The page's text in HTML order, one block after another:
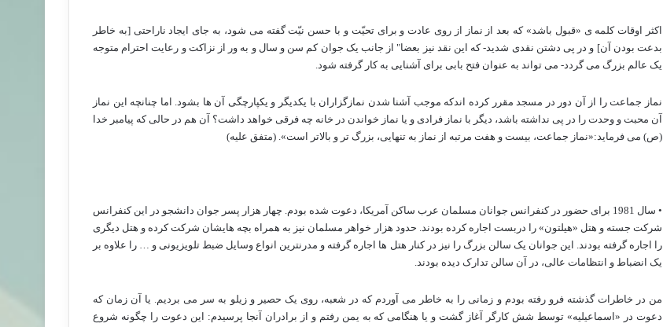
اکثر اوقات کلمه ی «قبول باشد­» که بعد از نماز از روی عادت و برای تحیّت و با حسن نیّت گفته می شود، به جای ایجاد ناراحتی [به خاطر
بدعت بودن آن] و در پی دشتن نقدی شدید- که این نقد نیز بعضا" از جانب یک جوان کم سن و سال و به ور از نزاکت و رعایت احترام متوجه
یک عالم بزرگ می گردد- می تواند به عنوان فتح بابی برای آشنایی به کار گرفته شود.
نماز جماعت را از آن دور در مسجد مقرر کرده اندکه موجب آشنا شدن نمازگزاران با یکدیگر و یکپارچگی آن ها بشود. اما چنانچه این نماز
آن محبت و وحدت را در پی نداشته باشد، دیگر با نماز فرادی و یا نماز خواندن در خانه چه فرقی خواهد داشت؟ آن هم در حالی که پیامبر خدا
(ص) می فرماید:«نماز جماعت، بیست و هفت مرتبه از نماز به تنهایی، بزرگ تر و بالاتر است». (متفق علیه)
• سال 1981 برای حضور در کنفرانس جوانان مسلمان عرب ساکن آمریکا، دعوت شده بودم. چهار هزار پسر جوان دانشجو در این کنفرانس
شرکت جسته و هتل «هیلتون» را دربست اجاره کرده بودند. حدود هزار خواهر مسلمان نیز به همراه بچه هایشان شرکت کرده و هتل دیگری
را اجاره گرفته بودند. این جوانان یک سالن بزرگ را نیز در کنار هتل ها اجاره گرفته و مدرنترین انواع وسایل ضبط تلویزیونی و … را علاوه بر
یک انضباط و انتظامات عالی، در آن سالن تدارک دیده بودند.
من در خاطرات گذشته فرو رفته بودم و زمانی را به خاطر می آوردم که در شعبه، روی یک حصیر و زیلو به سر می بردیم. یا آن زمان که
دعوت در «اسماعیلیه» توسط شش کارگر آغاز گشت و یا هنگامی که به یمن رفتم و از برادران آنجا پرسیدم: این دعوت را چگونه شروع